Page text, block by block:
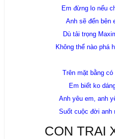
Em đừng lo nếu
Anh sẽ đến bên
Dù tải trọng
Không thể nào phá
Trên mặt bằng
Em biết ko
Anh yêu em, anh
Suốt cuộc đời anh
CON TRAI